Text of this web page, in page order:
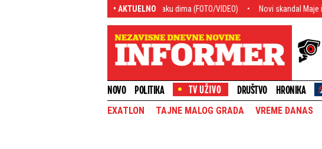
• AKTUELNO
vode borbu u oblaku dima (FOTO/VIDEO) Novi skandal Maje i Asmina!
NOVO POLITIKA DRUŠTVO HRONIKA
EXATLON TAJNE MALOG GRADA VREME DANAS